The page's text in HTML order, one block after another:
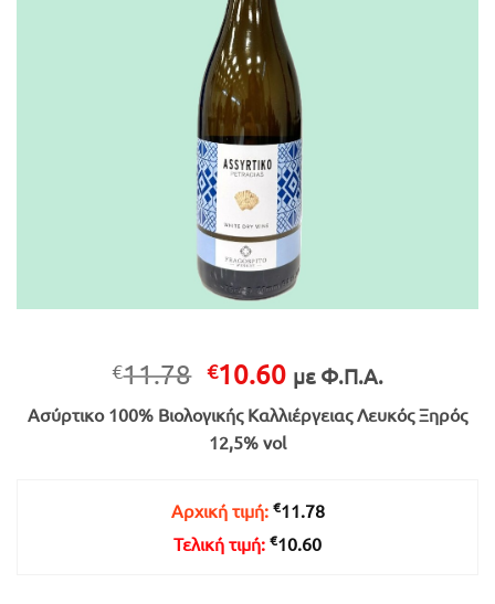
€11.78 Original
price
was:
€11.78.
€10.60Η
τρέχουσα
τιμή
είναι:
με Φ.Π.Α.
Ασύρτικο 100% Βιολογικής Καλλιέργειας Λευκός Ξηρός
12,5% vol
Αρχική τιμή: €11.78
Τελική τιμή: €10.60